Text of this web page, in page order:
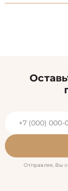
Отправляя, Вы